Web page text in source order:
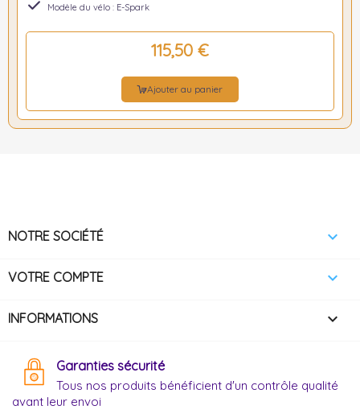
Modèle du vélo : E-Spark
115,50 €
Ajouter au panier
NOTRE SOCIÉTÉ 
VOTRE COMPTE 
INFORMATIONS keyboard_arrow_down
Garanties sécurité
Tous nos produits bénéficient d'un contrôle qualité
avant leur envoi